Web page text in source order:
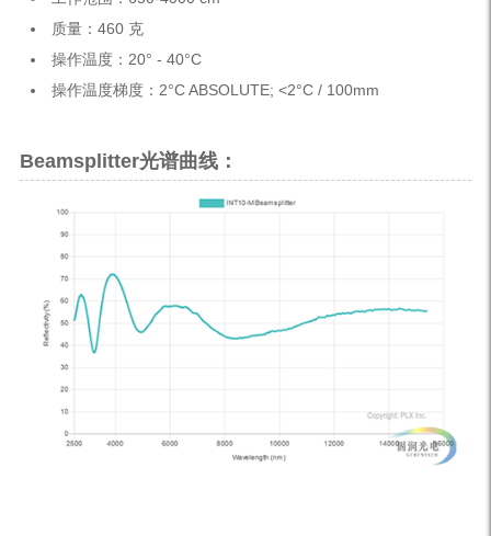
质量：460 克
操作温度：20° - 40°C
操作温度梯度：2°C ABSOLUTE; <2°C / 100mm
Beamsplitter光谱曲线：